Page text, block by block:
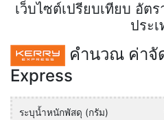
เว็บไซต์เปรียบเทียบ อัต
ประ
คำนวณ ค่าจั
Express
ระบุน้ำหนักพัสดุ (กรัม)